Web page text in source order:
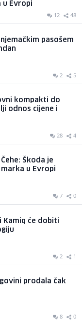
Evropi
12 48
pasošem
2 5
kompakti do
odnos cijene i
28 4
Škoda je
u Evropi
7 0
Kamiq će dobiti
2 1
prodala čak
8 0